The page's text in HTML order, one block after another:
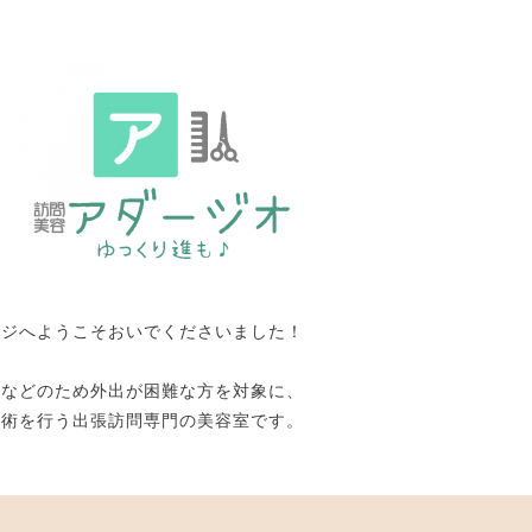
へようこそおいでくださいました！
どのため外出が困難な方を対象に、
を行う出張訪問専門の美容室です。